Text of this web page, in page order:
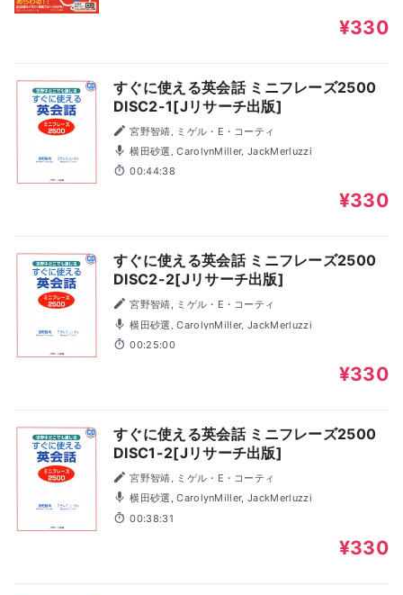
¥330
すぐに使える英会話 ミニフレーズ2500
DISC2-1[Jリサーチ出版]
宮野智靖, ミゲル・E・コーティ
横田砂選, CarolynMiller, JackMerluzzi
00:44:38
¥330
すぐに使える英会話 ミニフレーズ2500
DISC2-2[Jリサーチ出版]
宮野智靖, ミゲル・E・コーティ
横田砂選, CarolynMiller, JackMerluzzi
00:25:00
¥330
すぐに使える英会話 ミニフレーズ2500
DISC1-2[Jリサーチ出版]
宮野智靖, ミゲル・E・コーティ
横田砂選, CarolynMiller, JackMerluzzi
00:38:31
¥330